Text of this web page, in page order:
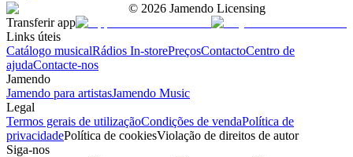
© 2026 Jamendo Licensing
Transferir app
Links úteis
Catálogo musicalRádios In-storePreçosContactoCentro de
ajudaContacte-nos
Jamendo
Jamendo para artistasJamendo Music
Legal
Termos gerais de utilizaçãoCondições de vendaPolítica de
privacidadePolítica de cookiesViolação de direitos de autor
Siga-nos